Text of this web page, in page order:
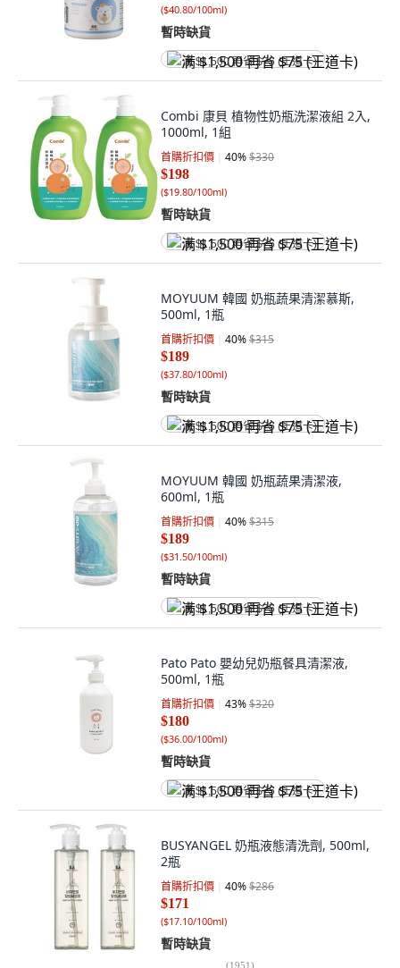
($40.80/100ml)
暫時缺貨
满 $1,500 再省 $75 (王道卡)
Combi 康貝 植物性奶瓶洗潔液組 2入,
1000ml, 1組
首購折扣價 40%$330
$198
($19.80/100ml)
暫時缺貨
满 $1,500 再省 $75 (王道卡)
MOYUUM 韓國 奶瓶蔬果清潔慕斯,
500ml, 1瓶
首購折扣價 40%$315
$189
($37.80/100ml)
暫時缺貨
满 $1,500 再省 $75 (王道卡)
MOYUUM 韓國 奶瓶蔬果清潔液,
600ml, 1瓶
首購折扣價 40%$315
$189
($31.50/100ml)
暫時缺貨
满 $1,500 再省 $75 (王道卡)
Pato Pato 嬰幼兒奶瓶餐具清潔液,
500ml, 1瓶
首購折扣價 43%$320
$180
($36.00/100ml)
暫時缺貨
满 $1,500 再省 $75 (王道卡)
BUSYANGEL 奶瓶液態清洗劑, 500ml,
2瓶
首購折扣價 40%$286
$171
($17.10/100ml)
暫時缺貨
(1951)